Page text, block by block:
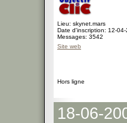
Lieu: skynet.mars
Date d'inscription: 12-04-
Messages: 3542
Site web
Hors ligne
18-06-